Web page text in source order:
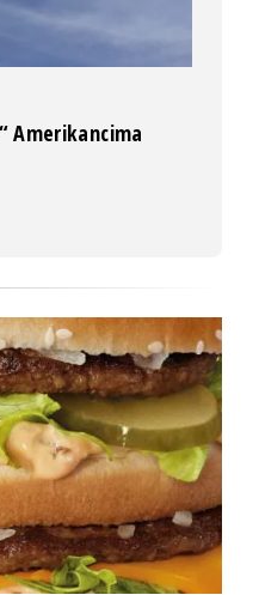
Amerikancima